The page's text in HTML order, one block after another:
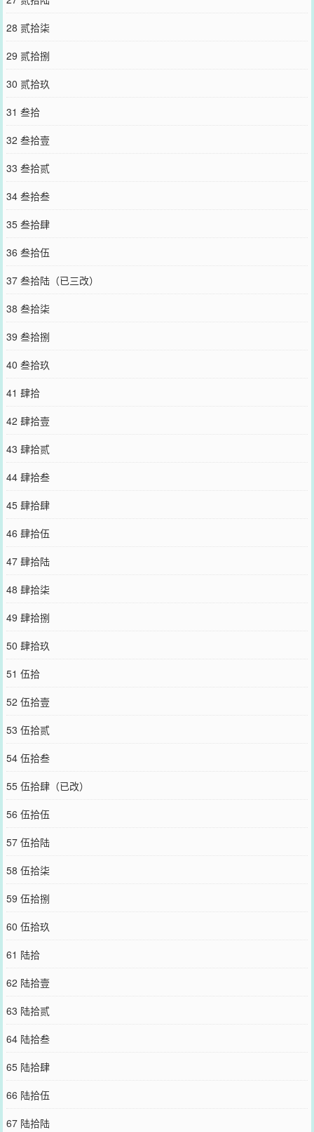
28 贰拾柒
29 贰拾捌
30 贰拾玖
31 叁拾
32 叁拾壹
33 叁拾贰
34 叁拾叁
35 叁拾肆
36 叁拾伍
37 叁拾陆（已三改）
38 叁拾柒
39 叁拾捌
40 叁拾玖
41 肆拾
42 肆拾壹
43 肆拾贰
44 肆拾叁
45 肆拾肆
46 肆拾伍
47 肆拾陆
48 肆拾柒
49 肆拾捌
50 肆拾玖
51 伍拾
52 伍拾壹
53 伍拾贰
54 伍拾叁
55 伍拾肆（已改）
56 伍拾伍
57 伍拾陆
58 伍拾柒
59 伍拾捌
60 伍拾玖
61 陆拾
62 陆拾壹
63 陆拾贰
64 陆拾叁
65 陆拾肆
66 陆拾伍
67 陆拾陆